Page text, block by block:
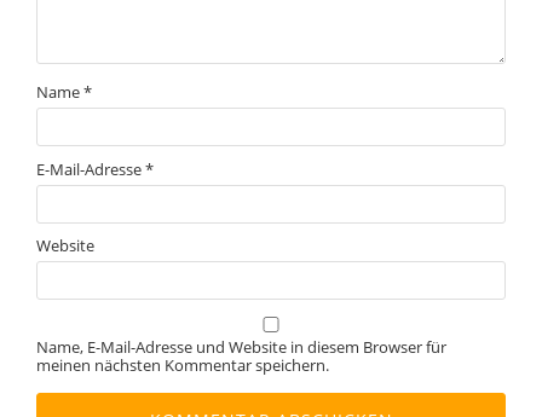
Name*
E-Mail-Adresse*
Website
Name, E-Mail-Adresse und Website in diesem Browser für
meinen nächsten Kommentar speichern.